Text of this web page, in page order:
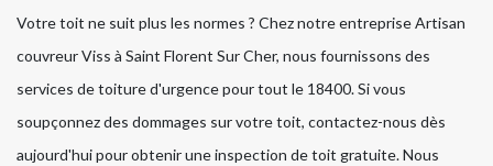
Votre toit ne suit plus les normes ? Chez notre entreprise Artisan
couvreur Viss à Saint Florent Sur Cher, nous fournissons des
services de toiture d'urgence pour tout le 18400. Si vous
soupçonnez des dommages sur votre toit, contactez-nous dès
aujourd'hui pour obtenir une inspection de toit gratuite. Nous